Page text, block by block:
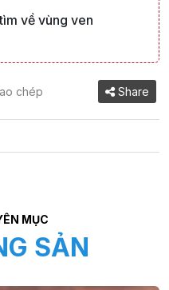
về vùng ven
chép Share
MỤC
SẢN